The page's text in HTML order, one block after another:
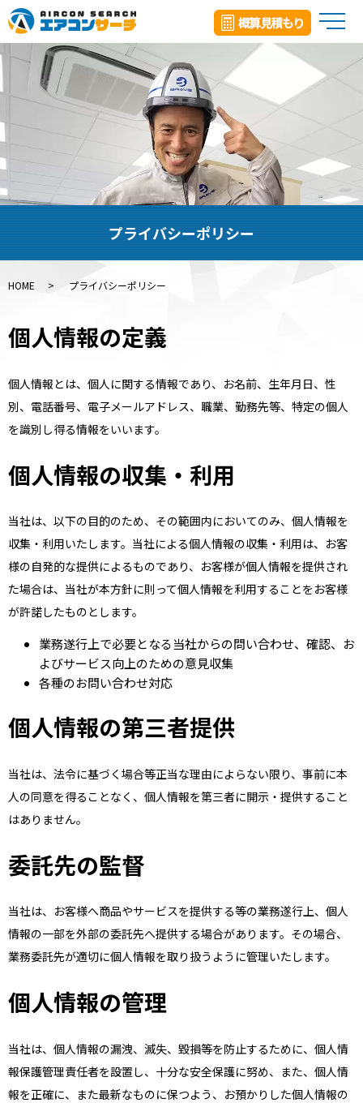
メ
プライバシーポリシー
HOME プライバシーポリシー
個人情報の定義
個人情報とは、個人に関する情報であり、お名前、生年月日、性
別、電話番号、電子メールアドレス、職業、勤務先等、特定の個人
を識別し得る情報をいいます。
個人情報の収集・利用
当社は、以下の目的のため、その範囲内においてのみ、個人情報を
収集・利用いたします。当社による個人情報の収集・利用は、お客
様の自発的な提供によるものであり、お客様が個人情報を提供され
た場合は、当社が本方針に則って個人情報を利用することをお客様
が許諾したものとします。
業務遂行上で必要となる当社からの問い合わせ、確認、お
よびサービス向上のための意見収集
各種のお問い合わせ対応
個人情報の第三者提供
当社は、法令に基づく場合等正当な理由によらない限り、事前に本
人の同意を得ることなく、個人情報を第三者に開示・提供すること
はありません。
委託先の監督
当社は、お客様へ商品やサービスを提供する等の業務遂行上、個人
情報の一部を外部の委託先へ提供する場合があります。その場合、
業務委託先が適切に個人情報を取り扱うように管理いたします。
個人情報の管理
当社は、個人情報の漏洩、滅失、毀損等を防止するために、個人情
報保護管理責任者を設置し、十分な安全保護に努め、また、個人情
報を正確に、また最新なものに保つよう、お預かりした個人情報の